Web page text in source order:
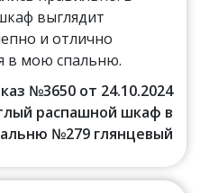
выглядит
и отлично
в мою спальню.
№3650 от 24.10.2024
распашной шкаф в
№279 глянцевый